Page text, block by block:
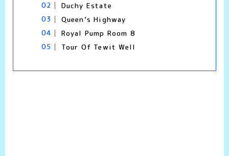
Duchy Estate
Queen’s Highway
Royal Pump Room 8
Tour Of Tewit Well